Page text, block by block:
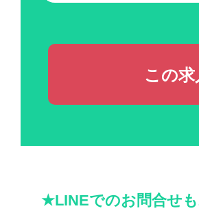
この
★LINEでのお問合せ